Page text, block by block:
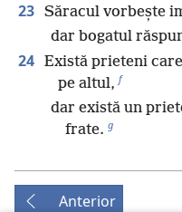
23 Săracul vorbește
dar bogatul
24 Există prieteni
pe altul, f
dar există un
frate. g
Anterior